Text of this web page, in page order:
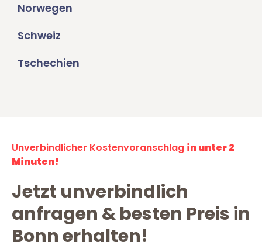
Norwegen
Schweiz
Tschechien
Unverbindlicher Kostenvoranschlag in unter 2
Minuten!
Jetzt unverbindlich
anfragen & besten Preis in
Bonn erhalten!